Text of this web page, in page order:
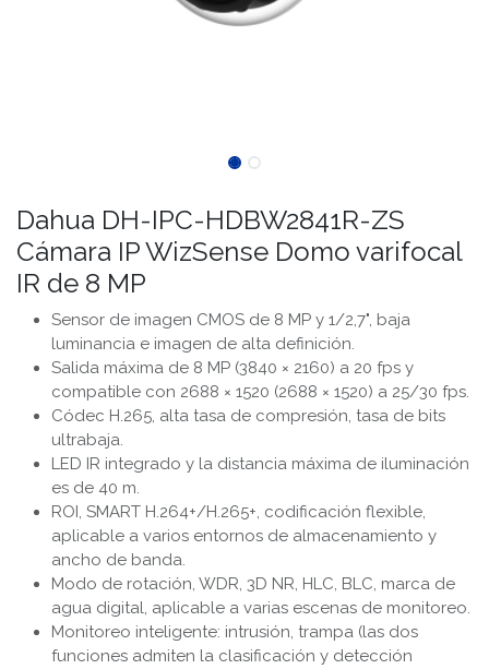
Dahua DH-IPC-HDBW2841R-ZS
Cámara IP WizSense Domo varifocal
IR de 8 MP
Sensor de imagen CMOS de 8 MP y 1/2,7", baja
luminancia e imagen de alta definición.
Salida máxima de 8 MP (3840 × 2160) a 20 fps y
compatible con 2688 × 1520 (2688 × 1520) a 25/30 fps.
Códec H.265, alta tasa de compresión, tasa de bits
ultrabaja.
LED IR integrado y la distancia máxima de iluminación
es de 40 m.
ROI, SMART H.264+/H.265+, codificación flexible,
aplicable a varios entornos de almacenamiento y
ancho de banda.
Modo de rotación, WDR, 3D NR, HLC, BLC, marca de
agua digital, aplicable a varias escenas de monitoreo.
Monitoreo inteligente: intrusión, trampa (las dos
funciones admiten la clasificación y detección